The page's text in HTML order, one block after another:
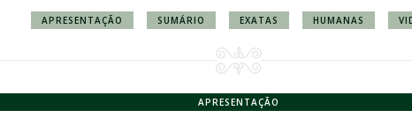
APRESENTAÇÃO SUMÁRIO EXATAS HUMANAS
APRESENTAÇÃO